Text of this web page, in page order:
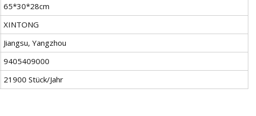
65*30*28cm
XINTONG
Jiangsu, Yangzhou
9405409000
21900 Stück/Jahr